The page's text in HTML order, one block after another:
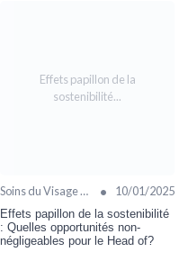
Effets papillon de la
sostenibilité...
Soins du Visage Bio • 10/01/2025
Effets papillon de la sostenibilité
: Quelles opportunités non-
négligeables pour le Head of?